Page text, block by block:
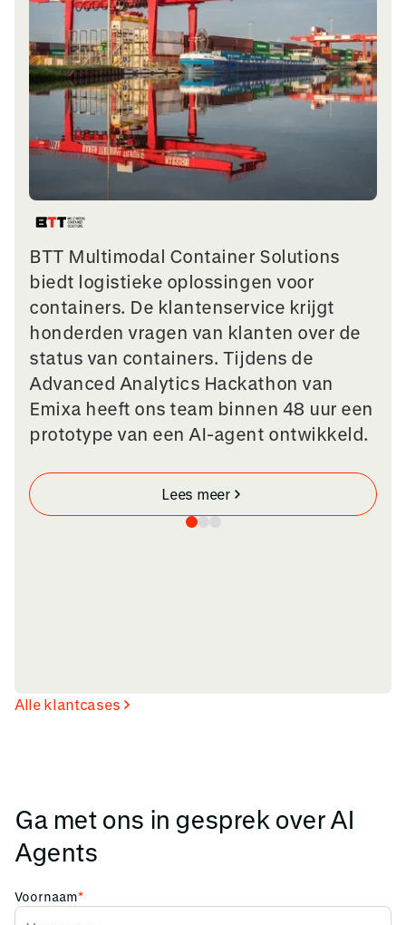
BTT Multimodal Container Solutions
biedt logistieke oplossingen voor
containers. De klantenservice krijgt
honderden vragen van klanten over de
status van containers. Tijdens de
Advanced Analytics Hackathon van
Emixa heeft ons team binnen 48 uur een
prototype van een AI-agent ontwikkeld.
Lees meer
Alle klantcases
Ga met ons in gesprek over AI
Agents
Voornaam*